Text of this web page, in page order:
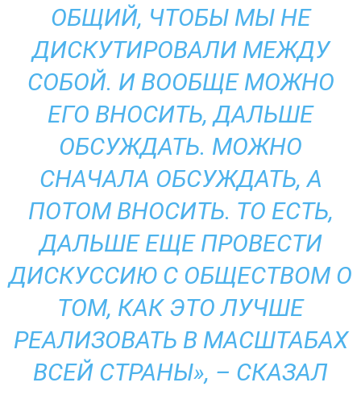
ОБЩИЙ, ЧТОБЫ МЫ НЕ
ДИСКУТИРОВАЛИ МЕЖДУ
СОБОЙ. И ВООБЩЕ МОЖНО
ЕГО ВНОСИТЬ, ДАЛЬШЕ
ОБСУЖДАТЬ. МОЖНО
СНАЧАЛА ОБСУЖДАТЬ, А
ПОТОМ ВНОСИТЬ. ТО ЕСТЬ,
ДАЛЬШЕ ЕЩЕ ПРОВЕСТИ
ДИСКУССИЮ С ОБЩЕСТВОМ О
ТОМ, КАК ЭТО ЛУЧШЕ
РЕАЛИЗОВАТЬ В МАСШТАБАХ
ВСЕЙ СТРАНЫ», – СКАЗАЛ